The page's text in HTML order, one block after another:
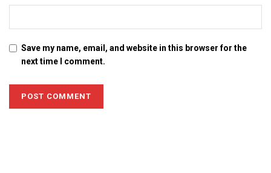
Save my name, email, and website in this browser for the
next time I comment.